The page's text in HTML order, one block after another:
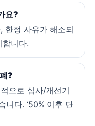
요?
한정 사유가 해소되
합니다.
?
으로 심사/개선기
니다. ‘50% 이후 단